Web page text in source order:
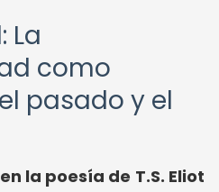
La
como
pasado y el
la poesía de T.S. Eliot